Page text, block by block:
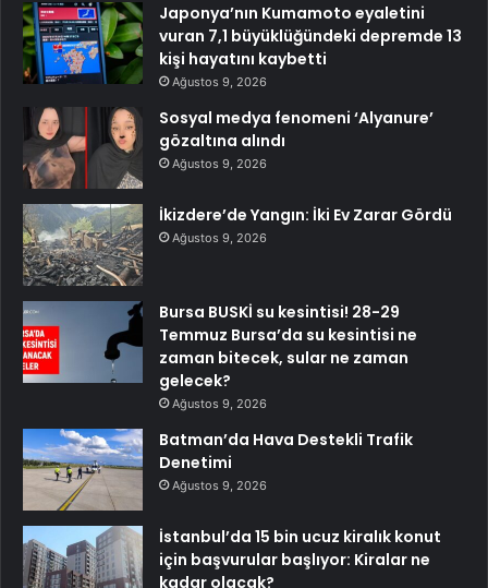
Japonya’nın Kumamoto eyaletini
vuran 7,1 büyüklüğündeki depremde 13
kişi hayatını kaybetti
Ağustos 9, 2026
Sosyal medya fenomeni ‘Alyanure’
gözaltına alındı
Ağustos 9, 2026
İkizdere’de Yangın: İki Ev Zarar Gördü
Ağustos 9, 2026
Bursa BUSKİ su kesintisi! 28-29
Temmuz Bursa’da su kesintisi ne
zaman bitecek, sular ne zaman
gelecek?
Ağustos 9, 2026
Batman’da Hava Destekli Trafik
Denetimi
Ağustos 9, 2026
İstanbul’da 15 bin ucuz kiralık konut
için başvurular başlıyor: Kiralar ne
kadar olacak?